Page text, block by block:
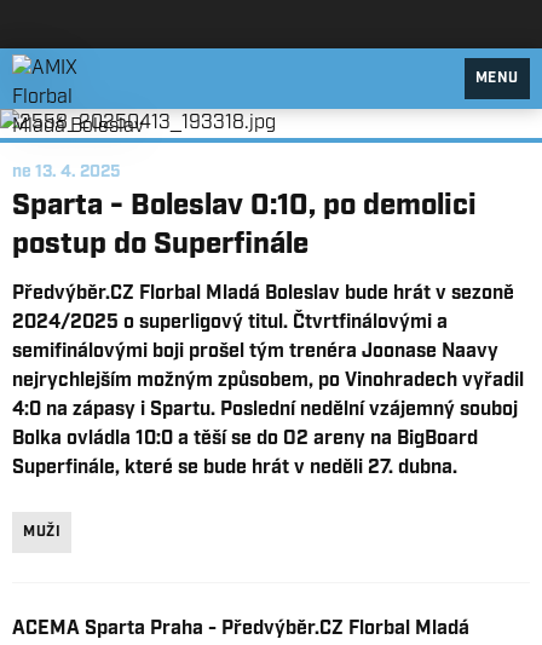
AMIX Florbal Mladá Boleslav
MENU
ne 13. 4. 2025
Sparta - Boleslav 0:10, po demolici
postup do Superfinále
Předvýběr.CZ Florbal Mladá Boleslav bude hrát v sezoně
2024/2025 o superligový titul. Čtvrtfinálovými a
semifinálovými boji prošel tým trenéra Joonase Naavy
nejrychlejším možným způsobem, po Vinohradech vyřadil
4:0 na zápasy i Spartu. Poslední nedělní vzájemný souboj
Bolka ovládla 10:0 a těší se do O2 areny na BigBoard
Superfinále, které se bude hrát v neděli 27. dubna.
MUŽI
ACEMA Sparta Praha - Předvýběr.CZ Florbal Mladá